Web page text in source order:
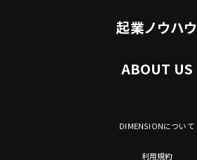
起業ノウハウ
ABOUT US
DIMENSIONについて
利用規約